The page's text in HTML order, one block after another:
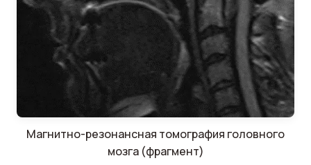
Магнитно-резонансная томография головного
мозга (фрагмент)